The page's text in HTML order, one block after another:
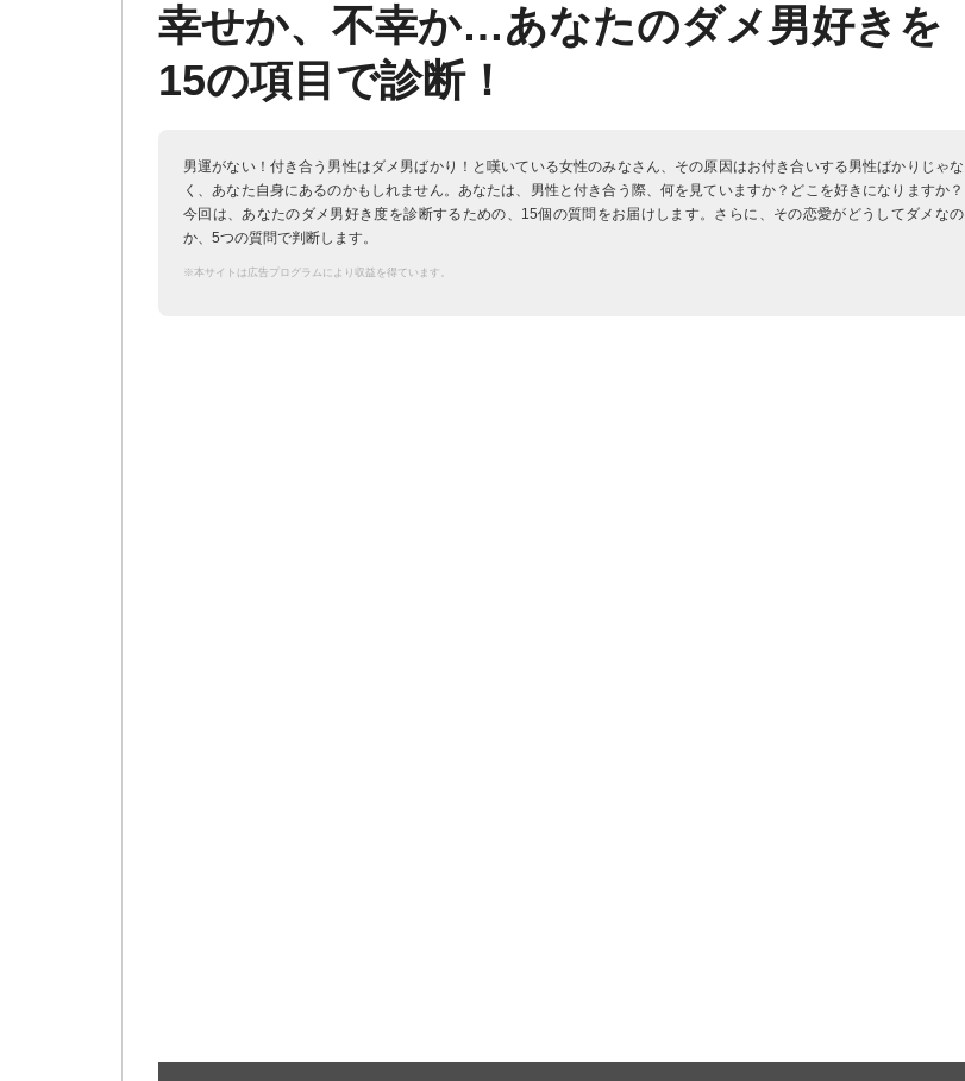
幸せか、不幸か…あなたのダメ男好きを
15の項目で診断！
男運がない！付き合う男性はダメ男ばかり！と嘆いている女性のみなさん、その原因はお付き合いする男性ばかりじゃな
く、あなた自身にあるのかもしれません。あなたは、男性と付き合う際、何を見ていますか？どこを好きになりますか？
今回は、あなたのダメ男好き度を診断するための、15個の質問をお届けします。さらに、その恋愛がどうしてダメなの
か、5つの質問で判断します。
※本サイトは広告プログラムにより収益を得ています。